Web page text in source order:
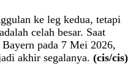
ke leg kedua, tetapi
celah besar. Saat
pada 7 Mei 2026,
akhir segalanya. (cis/cis)